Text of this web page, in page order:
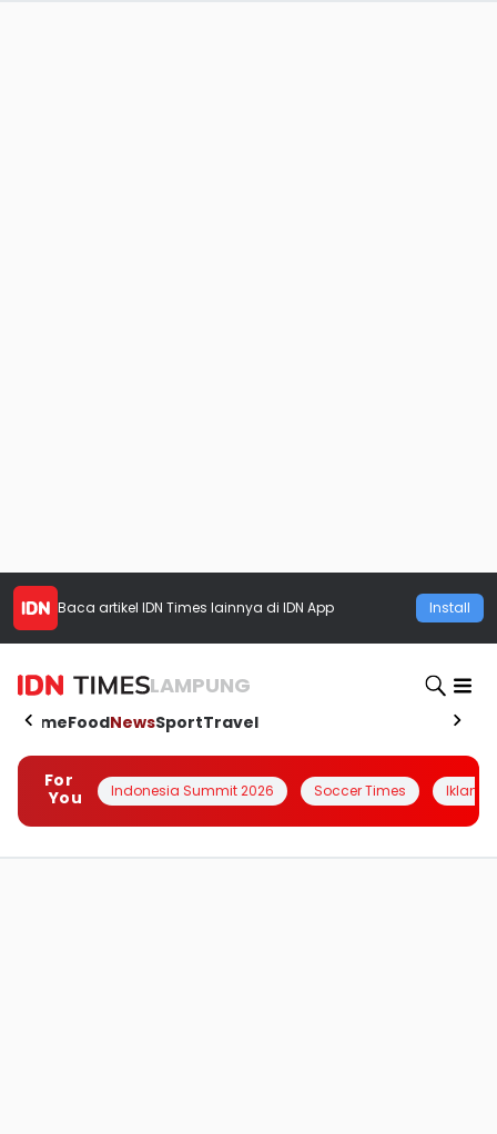
Baca artikel IDN Times lainnya di IDN App Install
LAMPUNG
HomeFoodNewsSportTravel
For
You
Indonesia Summit 2026 Soccer Times Iklanin